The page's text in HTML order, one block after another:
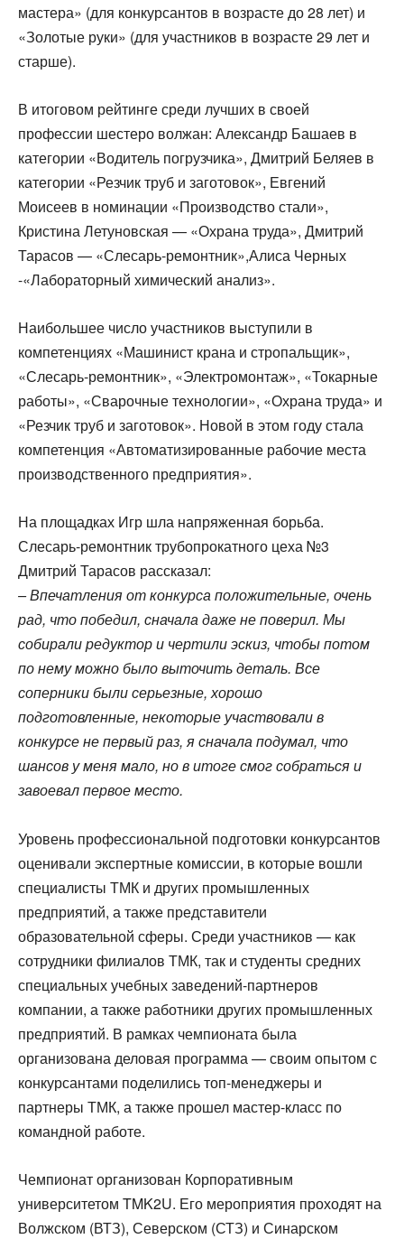
мастера» (для конкурсантов в возрасте до 28 лет) и
«Золотые руки» (для участников в возрасте 29 лет и
старше).
В итоговом рейтинге среди лучших в своей
профессии шестеро волжан: Александр Башаев в
категории «Водитель погрузчика», Дмитрий Беляев в
категории «Резчик труб и заготовок», Евгений
Моисеев в номинации «Производство стали»,
Кристина Летуновская — «Охрана труда», Дмитрий
Тарасов — «Слесарь-ремонтник»,Алиса Черных
-«Лабораторный химический анализ».
Наибольшее число участников выступили в
компетенциях «Машинист крана и стропальщик»,
«Слесарь-ремонтник», «Электромонтаж», «Токарные
работы», «Сварочные технологии», «Охрана труда» и
«Резчик труб и заготовок». Новой в этом году стала
компетенция «Автоматизированные рабочие места
производственного предприятия».
На площадках Игр шла напряженная борьба.
Слесарь-ремонтник трубопрокатного цеха №3
Дмитрий Тарасов рассказал:
– Впечатления от конкурса положительные, очень
рад, что победил, сначала даже не поверил. Мы
собирали редуктор и чертили эскиз, чтобы потом
по нему можно было выточить деталь. Все
соперники были серьезные, хорошо
подготовленные, некоторые участвовали в
конкурсе не первый раз, я сначала подумал, что
шансов у меня мало, но в итоге смог собраться и
завоевал первое место.
Уровень профессиональной подготовки конкурсантов
оценивали экспертные комиссии, в которые вошли
специалисты ТМК и других промышленных
предприятий, а также представители
образовательной сферы. Среди участников — как
сотрудники филиалов ТМК, так и студенты средних
специальных учебных заведений-партнеров
компании, а также работники других промышленных
предприятий. В рамках чемпионата была
организована деловая программа — своим опытом с
конкурсантами поделились топ-менеджеры и
партнеры ТМК, а также прошел мастер-класс по
командной работе.
Чемпионат организован Корпоративным
университетом TMK2U. Его мероприятия проходят на
Волжском (ВТЗ), Северском (СТЗ) и Синарском